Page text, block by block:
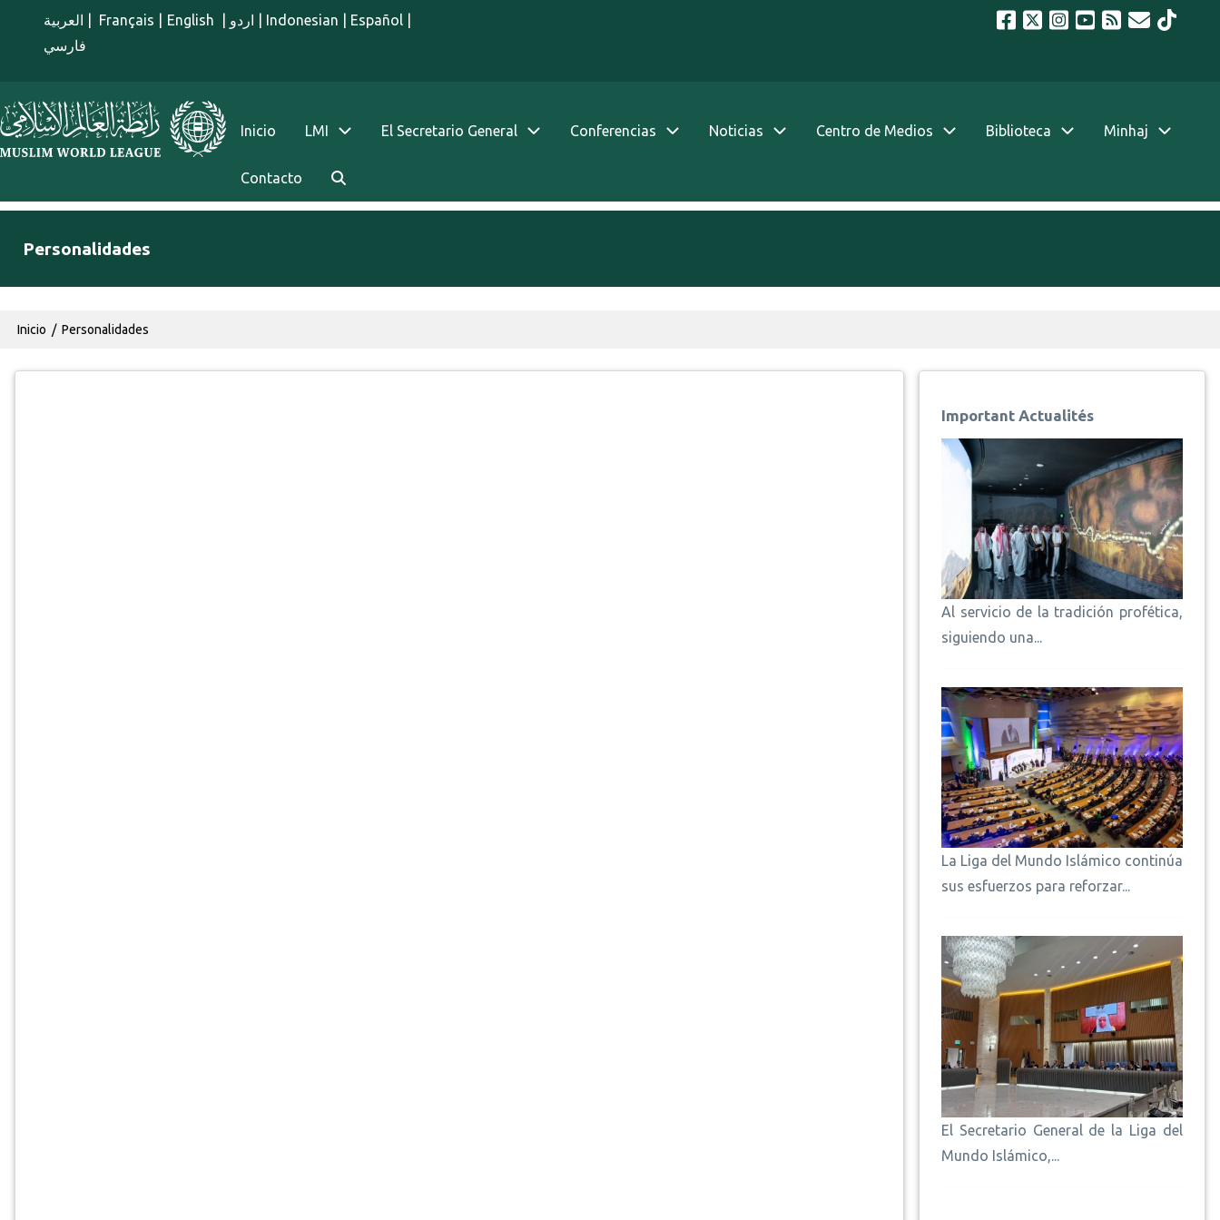
Pasar al contenido principal
العربية Français English اردو Indonesian Español
فارسي
menu spanish
Inicio LMI El Secretario General Conferencias Noticias Centro de Medios Biblioteca Minhaj
Contacto
Personalidades
Ruta de navegación
Inicio Personalidades
Important Actualités
Al servicio de la tradición profética,
siguiendo una...
La Liga del Mundo Islámico continúa
sus esfuerzos para reforzar...
El Secretario General de la Liga del
Mundo Islámico,...